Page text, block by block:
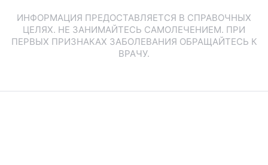
ИНФОРМАЦИЯ ПРЕДОСТАВЛЯЕТСЯ В СПРАВОЧНЫХ
ЦЕЛЯХ. НЕ ЗАНИМАЙТЕСЬ САМОЛЕЧЕНИЕМ. ПРИ
ПЕРВЫХ ПРИЗНАКАХ ЗАБОЛЕВАНИЯ ОБРАЩАЙТЕСЬ К
ВРАЧУ.